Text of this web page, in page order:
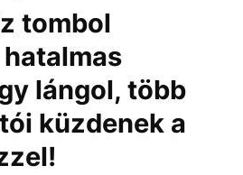
tombol
lángol, több
küzdenek a